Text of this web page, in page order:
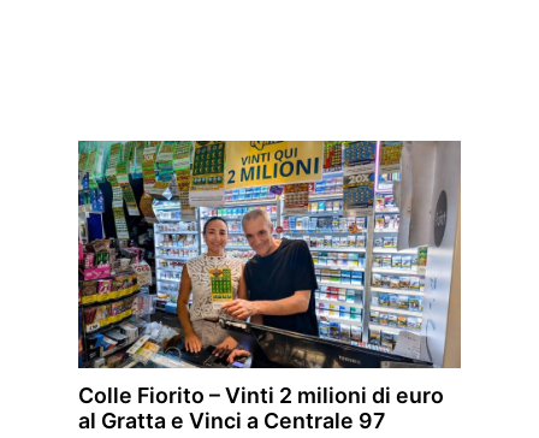
Colle Fiorito – Vinti 2 milioni di euro
al Gratta e Vinci a Centrale 97